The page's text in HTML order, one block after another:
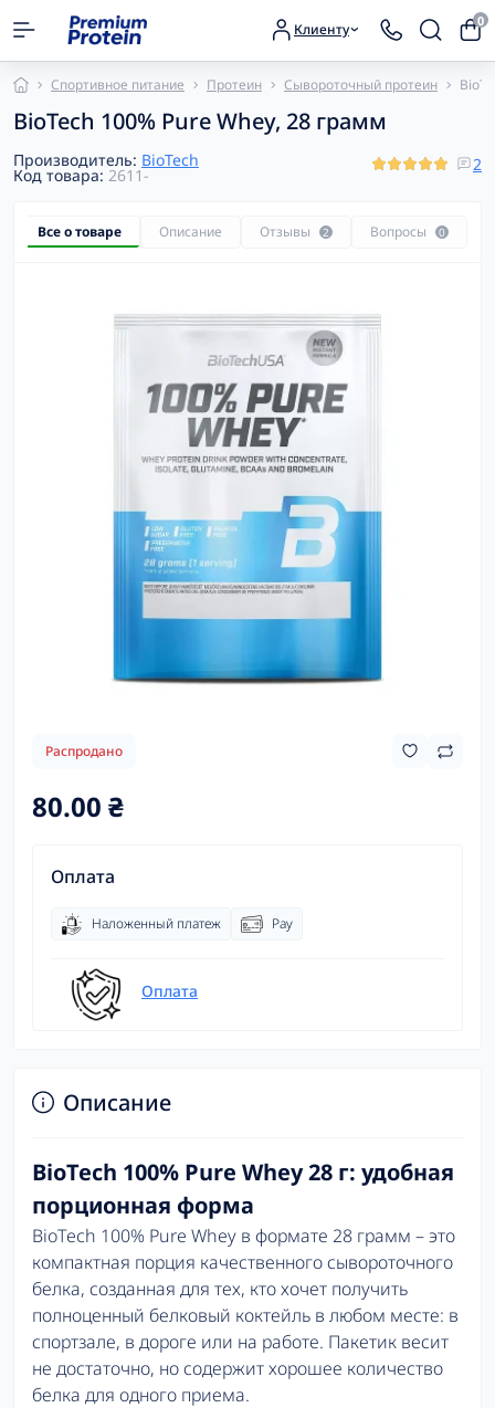
Клиенту 0
Спортивное питание Протеин Сывороточный протеин
BioTech 100% Pure Whey, 28 грамм
Производитель: BioTech
Код товара: 2611-
2
Все о товаре Описание Отзывы 2 Вопросы 0
Распродано
80.00 ₴
Оплата
Наложенный платеж Pay
Оплата
Описание
BioTech 100% Pure Whey 28 г: удобная
порционная форма
BioTech 100% Pure Whey в формате 28 грамм – это
компактная порция качественного сывороточного
белка, созданная для тех, кто хочет получить
полноценный белковый коктейль в любом месте: в
спортзале, в дороге или на работе. Пакетик весит
не достаточно, но содержит хорошее количество
белка для одного приема.